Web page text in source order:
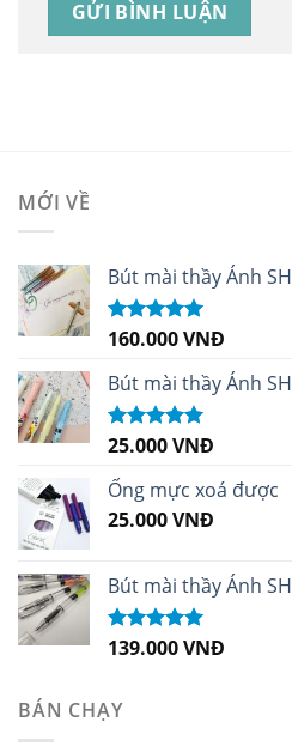
MỚI VỀ
Bút mài thầy Ánh
Được xếp
sao
160.000VNĐ
Bút mài thầy Ánh
Được xếp
sao
25.000VNĐ
Ống mực xoá được
25.000VNĐ
Bút mài thầy Ánh
Được xếp
139.000VNĐ
BÁN CHẠY